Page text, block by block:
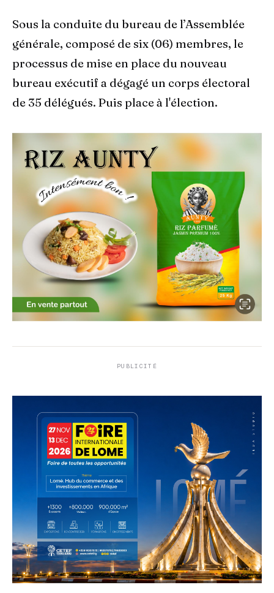
Sous la conduite du bureau de l’Assemblée
générale, composé de six (06) membres, le
processus de mise en place du nouveau
bureau exécutif a dégagé un corps électoral
de 35 délégués. Puis place à l'élection.
PUBLICITÉ